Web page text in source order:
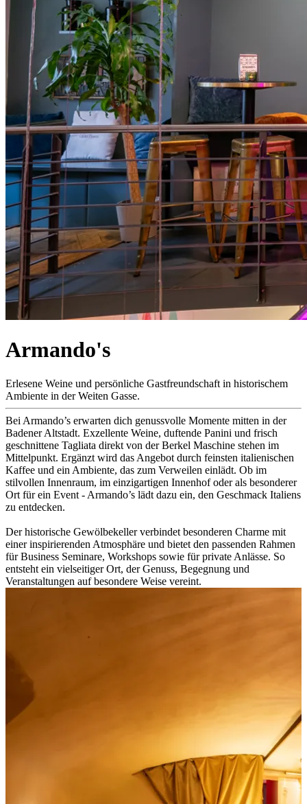
Armando's
Erlesene Weine und persönliche Gastfreundschaft in historischem
Ambiente in der Weiten Gasse.
Bei Armando’s erwarten dich genussvolle Momente mitten in der
Badener Altstadt. Exzellente Weine, duftende Panini und frisch
geschnittene Tagliata direkt von der Berkel Maschine stehen im
Mittelpunkt. Ergänzt wird das Angebot durch feinsten italienischen
Kaffee und ein Ambiente, das zum Verweilen einlädt. Ob im
stilvollen Innenraum, im einzigartigen Innenhof oder als besonderer
Ort für ein Event - Armando’s lädt dazu ein, den Geschmack Italiens
zu entdecken.
Der historische Gewölbekeller verbindet besonderen Charme mit
einer inspirierenden Atmosphäre und bietet den passenden Rahmen
für Business Seminare, Workshops sowie für private Anlässe. So
entsteht ein vielseitiger Ort, der Genuss, Begegnung und
Veranstaltungen auf besondere Weise vereint.